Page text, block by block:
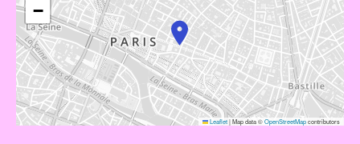
−
Leaflet|Map data ©OpenStreetMapcontributors